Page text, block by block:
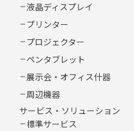
液晶ディスプレイ
プリンター
プロジェクター
ペンタブレット
展示会・オフィス什器
周辺機器
サービス・ソリューション
標準サービス